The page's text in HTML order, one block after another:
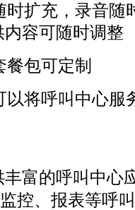
充，录音随
容可随时调整
包可定制
将呼叫中心服
富的呼叫中心
控、报表等呼